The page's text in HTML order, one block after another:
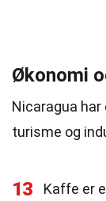
Økonomi
Nicaragua har
turisme og
13
Kaffe er